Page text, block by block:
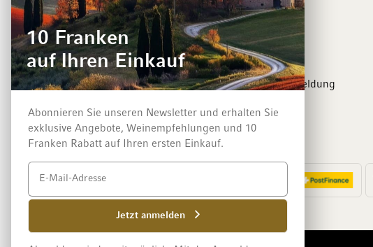
Events
Winzer
Newsletter-Anmeldung
Zahlungsarten
10 Franken
auf Ihren Einkauf
Abonnieren Sie unseren Newsletter und erhalten Sie
exklusive Angebote, Weinempfehlungen und 10
Franken Rabatt auf Ihren ersten Einkauf.
Jetzt anmelden